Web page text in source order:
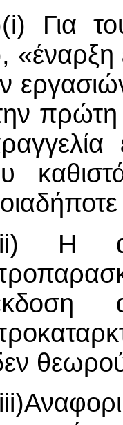
Για
«έναρξη
πρώτη
Η